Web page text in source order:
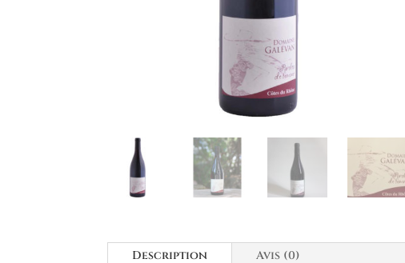
Description Avis (0)